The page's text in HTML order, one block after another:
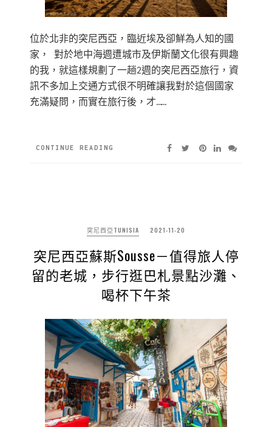
位於北非的突尼西亞，臨近埃及卻鮮為人知的國
家， 對於地中海週遭城市及伊斯蘭文化很有興趣
的我，就這樣規劃了一趟2週的突尼西亞旅行，資
訊不多加上交通方式很不明確讓我對於這個國家
充滿疑問，而實在旅行後，才……
CONTINUE READING
突尼西亞TUNISIA 2021-11-20
突尼西亞蘇斯Sousse－值得旅人停
留的老城，步行逛巴札景點沙灘、
喝杯下午茶